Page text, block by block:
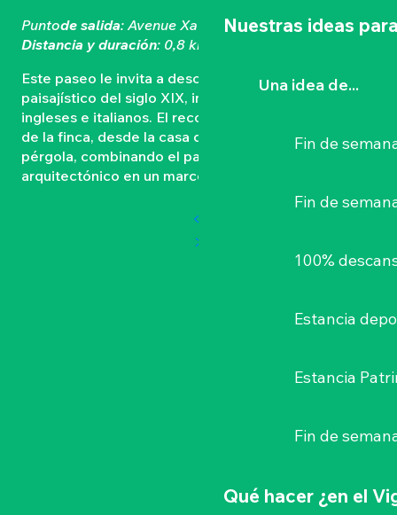
Nuestras ideas
Una idea de...
Fin de
Fin de
100%
Estancia
Estancia
Fin de
Qué hacer ¿en el
Puntode salida: Avenue Xavier Rineau, Gétigné
Distancia y duración: 0,8 km – 1h – Fácil
Este paseo le invita a descubrir el parque
paisajístico del siglo XIX, inspirado en los jardines
ingleses e italianos. El recorrido sigue la parte baja
de la finca, desde la casa del portero hasta la
pérgola, combinando el patrimonio vegetal y
arquitectónico en un marco tranquilo y refinado.